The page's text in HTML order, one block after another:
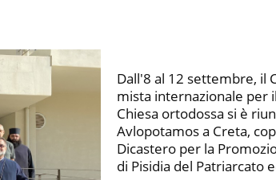
Dall'8 al 12 settembre, il
mista internazionale per
Chiesa ortodossa si è
Avlopotamos a Creta,
Dicastero per la
di Pisidia del Patriarcato